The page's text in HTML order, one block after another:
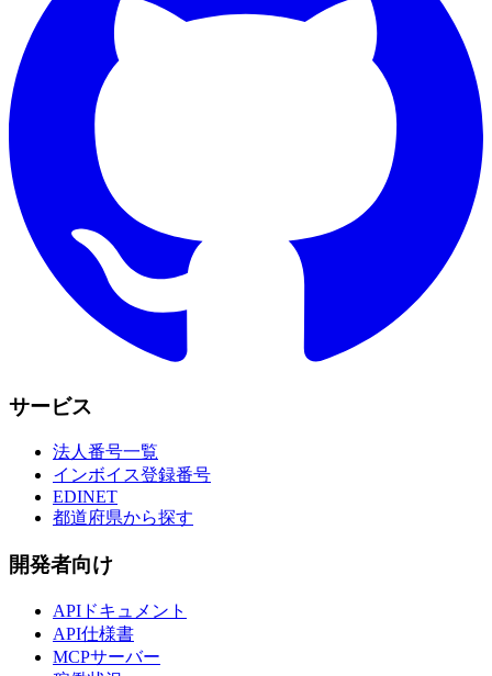
サービス
法人番号一覧
インボイス登録番号
EDINET
都道府県から探す
開発者向け
APIドキュメント
API仕様書
MCPサーバー